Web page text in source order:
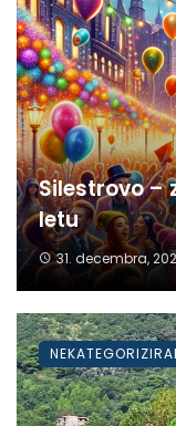
Silestrovo –
letu
31. decembra,